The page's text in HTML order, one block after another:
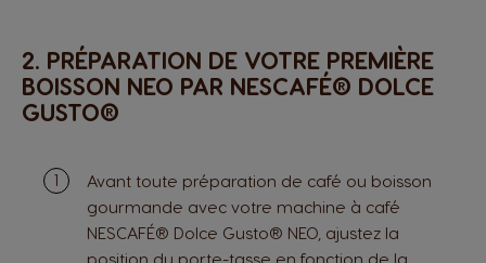
2. PRÉPARATION DE VOTRE PREMIÈRE
BOISSON NEO PAR NESCAFÉ® DOLCE
GUSTO®
Avant toute préparation de café ou boisson
gourmande avec votre machine à café
NESCAFÉ® Dolce Gusto® NEO, ajustez la
position du porte-tasse en fonction de la